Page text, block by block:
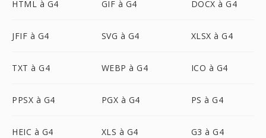
HTML à G4 GIF à G4 DOCX à G4
JFIF à G4 SVG à G4 XLSX à G4
TXT à G4 WEBP à G4 ICO à G4
PPSX à G4 PGX à G4 PS à G4
HEIC à G4 XLS à G4 G3 à G4